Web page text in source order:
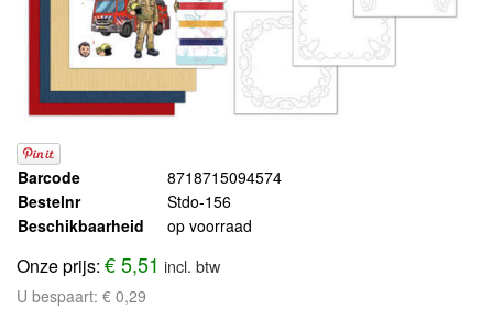
Barcode
8718715094574
Bestelnr
Stdo-156
Beschikbaarheid
op voorraad
Onze prijs: € 5,51 incl. btw
U bespaart: € 0,29